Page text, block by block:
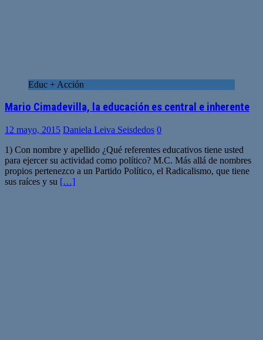
Educ + Acción
Mario Cimadevilla, la educación es central e inherente
12 mayo, 2015 Daniela Leiva Seisdedos 0
1) Con nombre y apellido ¿Qué referentes educativos tiene usted
para ejercer su actividad como político? M.C. Más allá de nombres
propios pertenezco a un Partido Político, el Radicalismo, que tiene
sus raíces y su […]